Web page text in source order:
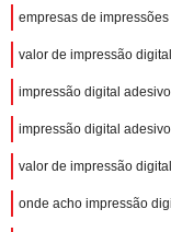
empresas de
valor de impressão
impressão digital
impressão digital
valor de impressão
onde acho impressão